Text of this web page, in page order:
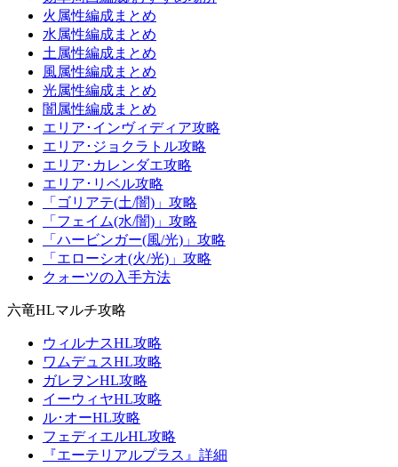
火属性編成まとめ
水属性編成まとめ
土属性編成まとめ
風属性編成まとめ
光属性編成まとめ
闇属性編成まとめ
エリア･インヴィディア攻略
エリア･ジョクラトル攻略
エリア･カレンダエ攻略
エリア･リベル攻略
「ゴリアテ(土/闇)」攻略
「フェイム(水/闇)」攻略
「ハービンガー(風/光)」攻略
「エローシオ(火/光)」攻略
クォーツの入手方法
六竜HLマルチ攻略
ウィルナスHL攻略
ワムデュスHL攻略
ガレヲンHL攻略
イーウィヤHL攻略
ル･オーHL攻略
フェディエルHL攻略
『エーテリアルプラス』詳細